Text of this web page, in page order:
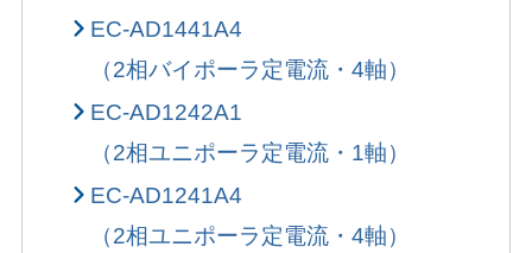
EC-AD1441A4
（2相バイポーラ定電流・4軸）
EC-AD1242A1
（2相ユニポーラ定電流・1軸）
EC-AD1241A4
（2相ユニポーラ定電流・4軸）